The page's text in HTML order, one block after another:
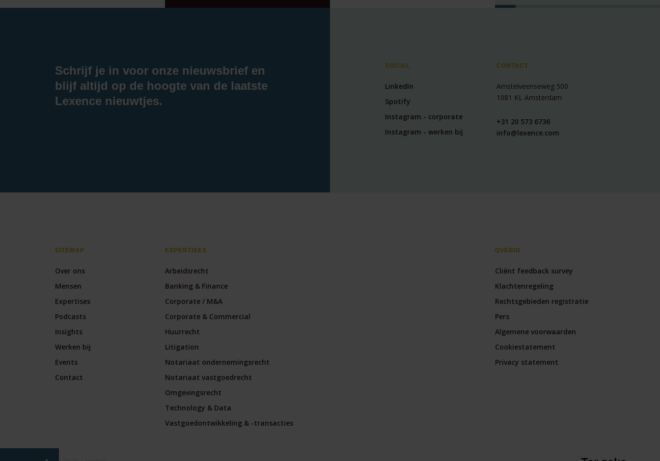
Schrijf je in voor onze nieuwsbrief en
blijf altijd op de hoogte van de laatste
Lexence nieuwtjes.
SOCIAL
LinkedIn
Spotify
Instagram - corporate
Instagram - werken bij
CONTACT
Amstelveenseweg 500
1081 KL Amsterdam
+31 20 573 6736
info@lexence.com
SITEMAP
Over ons
Mensen
Expertises
Podcasts
Insights
Werken bij
Events
Contact
EXPERTISES
Arbeidsrecht
Banking & Finance
Corporate / M&A
Corporate & Commercial
Huurrecht
Litigation
Notariaat ondernemingsrecht
Notariaat vastgoedrecht
Omgevingsrecht
Technology & Data
Vastgoedontwikkeling & -transacties
OVERIG
Cliënt feedback survey
Klachtenregeling
Rechtsgebieden registratie
Pers
Algemene voorwaarden
Cookiestatement
Privacy statement